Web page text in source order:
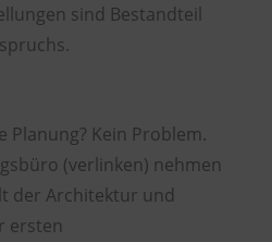
sind Bestandteil
Planung? Kein Problem.
(verlinken) nehmen
der Architektur und
ersten